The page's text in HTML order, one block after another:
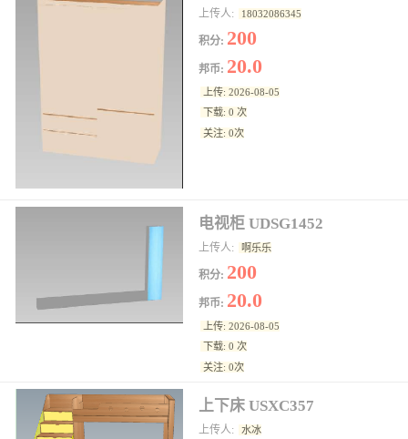
上传人: 18032086345
积分: 200
邦币: 20.0
上传: 2026-08-05
下载: 0 次
关注: 0次
电视柜 UDSG1452
上传人: 啊乐乐
积分: 200
邦币: 20.0
上传: 2026-08-05
下载: 0 次
关注: 0次
上下床 USXC357
上传人: 水冰